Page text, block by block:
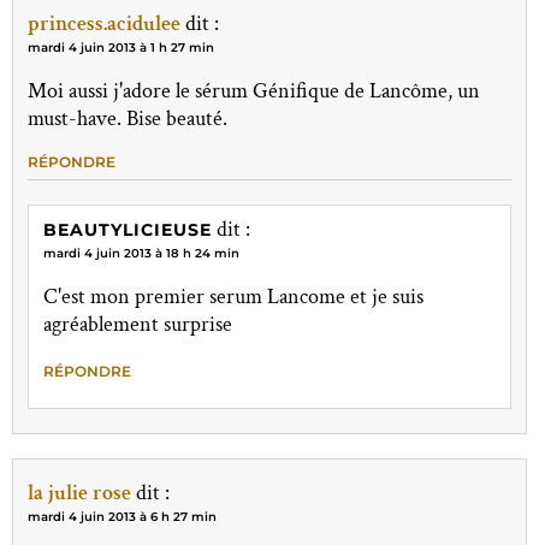
princess.aciduleedit :
mardi 4 juin 2013 à 1 h 27 min
Moi aussi j'adore le sérum Génifique de Lancôme, un
must-have. Bise beauté.
RÉPONDRE
BEAUTYLICIEUSE dit :
mardi 4 juin 2013 à 18 h 24 min
C'est mon premier serum Lancome et je suis
agréablement surprise
RÉPONDRE
la julie rosedit :
mardi 4 juin 2013 à 6 h 27 min